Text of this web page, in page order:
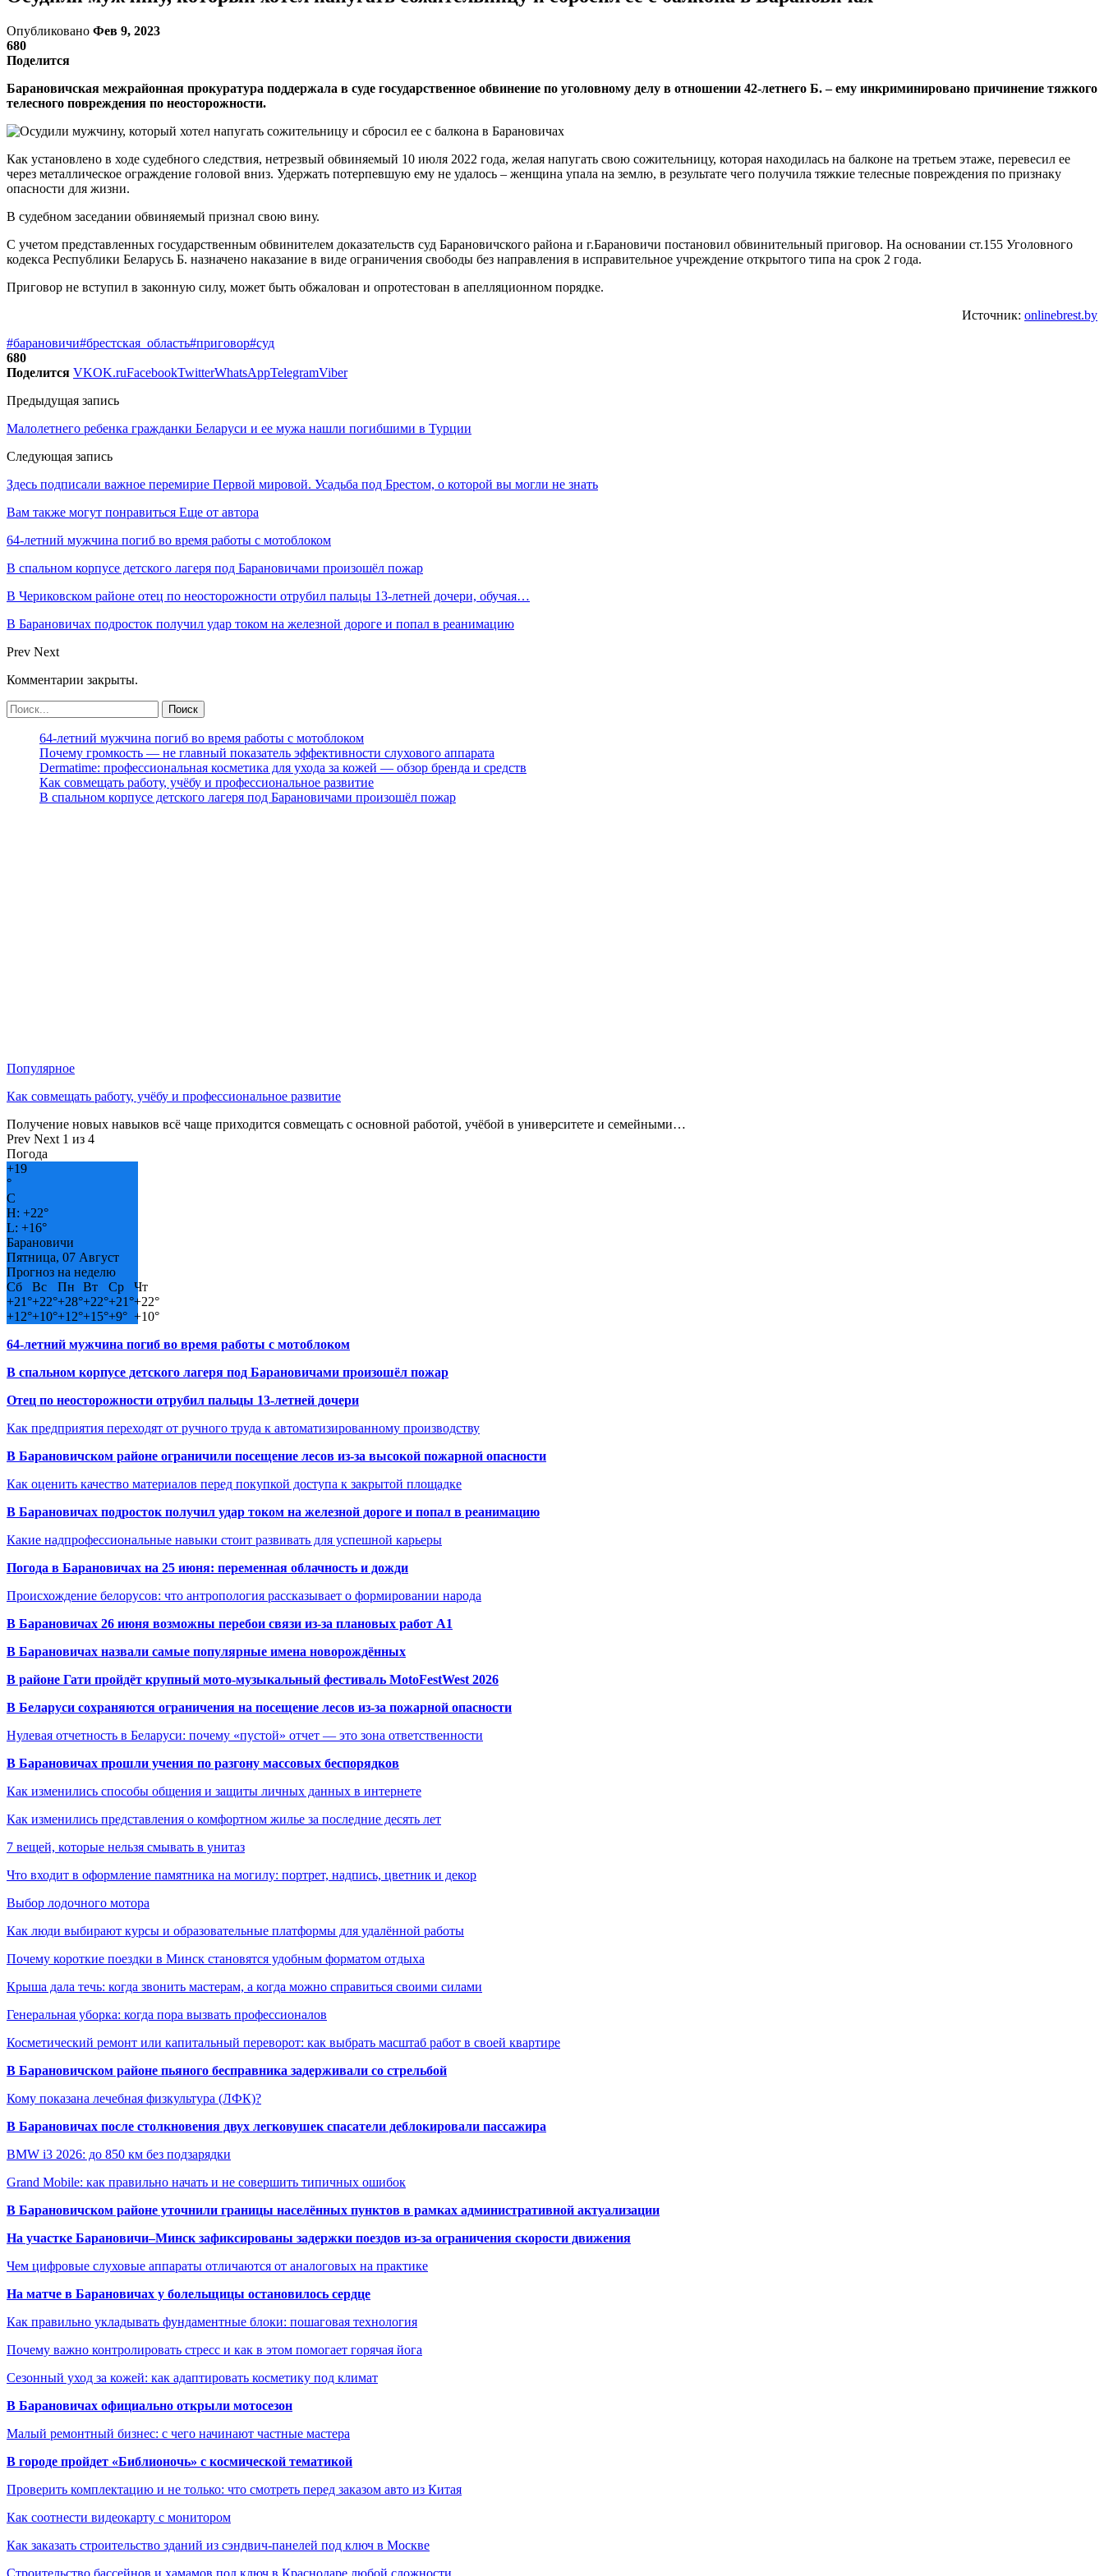
Опубликовано Фев 9, 2023
680
Поделится
Барановичская межрайонная прокуратура поддержала в суде государственное обвинение по уголовному делу в отношении 42-летнего Б. – ему инкриминировано причинение тяжкого
телесного повреждения по неосторожности.
Как установлено в ходе судебного следствия, нетрезвый обвиняемый 10 июля 2022 года, желая напугать свою сожительницу, которая находилась на балконе на третьем этаже, перевесил ее
через металлическое ограждение головой вниз. Удержать потерпевшую ему не удалось – женщина упала на землю, в результате чего получила тяжкие телесные повреждения по признаку
опасности для жизни.
В судебном заседании обвиняемый признал свою вину.
С учетом представленных государственным обвинителем доказательств суд Барановичского района и г.Барановичи постановил обвинительный приговор. На основании ст.155 Уголовного
кодекса Республики Беларусь Б. назначено наказание в виде ограничения свободы без направления в исправительное учреждение открытого типа на срок 2 года.
Приговор не вступил в законную силу, может быть обжалован и опротестован в апелляционном порядке.
Источник: onlinebrest.by
#барановичи#брестская_область#приговор#суд
680
Поделится VKOK.ruFacebookTwitterWhatsAppTelegramViber
Предыдущая запись
Малолетнего ребенка гражданки Беларуси и ее мужа нашли погибшими в Турции
Следующая запись
Здесь подписали важное перемирие Первой мировой. Усадьба под Брестом, о которой вы могли не знать
Вам также могут понравиться Еще от автора
64-летний мужчина погиб во время работы с мотоблоком
В спальном корпусе детского лагеря под Барановичами произошёл пожар
В Чериковском районе отец по неосторожности отрубил пальцы 13-летней дочери, обучая…
В Барановичах подросток получил удар током на железной дороге и попал в реанимацию
Prev Next
Комментарии закрыты.
64-летний мужчина погиб во время работы с мотоблоком
Почему громкость — не главный показатель эффективности слухового аппарата
Dermatime: профессиональная косметика для ухода за кожей — обзор бренда и средств
Как совмещать работу, учёбу и профессиональное развитие
В спальном корпусе детского лагеря под Барановичами произошёл пожар
Популярное
Как совмещать работу, учёбу и профессиональное развитие
Получение новых навыков всё чаще приходится совмещать с основной работой, учёбой в университете и семейными…
Prev Next 1 из 4
Погода
+19
°
C
H: +22°
L: +16°
Барановичи
Пятница, 07 Август
Прогноз на неделю
Сб
Вс Пн Вт Ср
Чт
+21°+22°+28°+22°+21°+22°
+12°+10°+12°+15°+9° +10°
64-летний мужчина погиб во время работы с мотоблоком
В спальном корпусе детского лагеря под Барановичами произошёл пожар
Отец по неосторожности отрубил пальцы 13-летней дочери
Как предприятия переходят от ручного труда к автоматизированному производству
В Барановичском районе ограничили посещение лесов из-за высокой пожарной опасности
Как оценить качество материалов перед покупкой доступа к закрытой площадке
В Барановичах подросток получил удар током на железной дороге и попал в реанимацию
Какие надпрофессиональные навыки стоит развивать для успешной карьеры
Погода в Барановичах на 25 июня: переменная облачность и дожди
Происхождение белорусов: что антропология рассказывает о формировании народа
В Барановичах 26 июня возможны перебои связи из-за плановых работ A1
В Барановичах назвали самые популярные имена новорождённых
В районе Гати пройдёт крупный мото-музыкальный фестиваль MotoFestWest 2026
В Беларуси сохраняются ограничения на посещение лесов из-за пожарной опасности
Нулевая отчетность в Беларуси: почему «пустой» отчет — это зона ответственности
В Барановичах прошли учения по разгону массовых беспорядков
Как изменились способы общения и защиты личных данных в интернете
Как изменились представления о комфортном жилье за последние десять лет
7 вещей, которые нельзя смывать в унитаз
Что входит в оформление памятника на могилу: портрет, надпись, цветник и декор
Выбор лодочного мотора
Как люди выбирают курсы и образовательные платформы для удалённой работы
Почему короткие поездки в Минск становятся удобным форматом отдыха
Крыша дала течь: когда звонить мастерам, а когда можно справиться своими силами
Генеральная уборка: когда пора вызвать профессионалов
Косметический ремонт или капитальный переворот: как выбрать масштаб работ в своей квартире
В Барановичском районе пьяного бесправника задерживали со стрельбой
Кому показана лечебная физкультура (ЛФК)?
В Барановичах после столкновения двух легковушек спасатели деблокировали пассажира
BMW i3 2026: до 850 км без подзарядки
Grand Mobile: как правильно начать и не совершить типичных ошибок
В Барановичском районе уточнили границы населённых пунктов в рамках административной актуализации
На участке Барановичи–Минск зафиксированы задержки поездов из-за ограничения скорости движения
Чем цифровые слуховые аппараты отличаются от аналоговых на практике
На матче в Барановичах у болельщицы остановилось сердце
Как правильно укладывать фундаментные блоки: пошаговая технология
Почему важно контролировать стресс и как в этом помогает горячая йога
Сезонный уход за кожей: как адаптировать косметику под климат
В Барановичах официально открыли мотосезон
Малый ремонтный бизнес: с чего начинают частные мастера
В городе пройдет «Библионочь» с космической тематикой
Проверить комплектацию и не только: что смотреть перед заказом авто из Китая
Как соотнести видеокарту с монитором
Как заказать строительство зданий из сэндвич-панелей под ключ в Москве
Строительство бассейнов и хамамов под ключ в Краснодаре любой сложности